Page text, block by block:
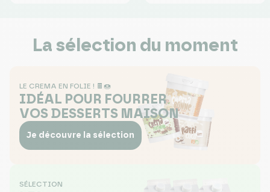
La sélection du moment
LE CREMA EN FOLIE ! 🍫🍩
IDÉAL POUR FOURRER
VOS DESSERTS MAISON
Je découvre la sélection
SÉLECTION